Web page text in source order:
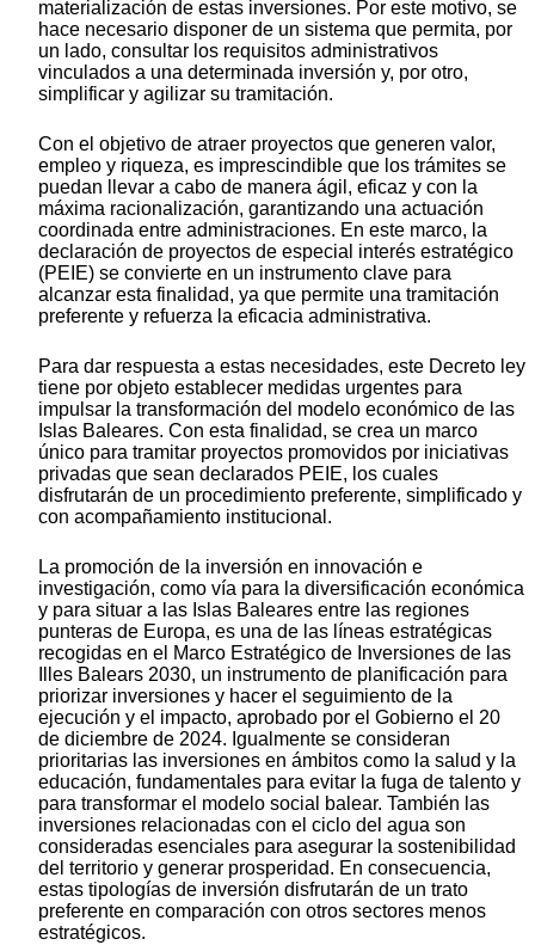
materialización de estas inversiones. Por este motivo, se
hace necesario disponer de un sistema que permita, por
un lado, consultar los requisitos administrativos
vinculados a una determinada inversión y, por otro,
simplificar y agilizar su tramitación.
Con el objetivo de atraer proyectos que generen valor,
empleo y riqueza, es imprescindible que los trámites se
puedan llevar a cabo de manera ágil, eficaz y con la
máxima racionalización, garantizando una actuación
coordinada entre administraciones. En este marco, la
declaración de proyectos de especial interés estratégico
(PEIE) se convierte en un instrumento clave para
alcanzar esta finalidad, ya que permite una tramitación
preferente y refuerza la eficacia administrativa.
Para dar respuesta a estas necesidades, este Decreto ley
tiene por objeto establecer medidas urgentes para
impulsar la transformación del modelo económico de las
Islas Baleares. Con esta finalidad, se crea un marco
único para tramitar proyectos promovidos por iniciativas
privadas que sean declarados PEIE, los cuales
disfrutarán de un procedimiento preferente, simplificado y
con acompañamiento institucional.
La promoción de la inversión en innovación e
investigación, como vía para la diversificación económica
y para situar a las Islas Baleares entre las regiones
punteras de Europa, es una de las líneas estratégicas
recogidas en el Marco Estratégico de Inversiones de las
Illes Balears 2030, un instrumento de planificación para
priorizar inversiones y hacer el seguimiento de la
ejecución y el impacto, aprobado por el Gobierno el 20
de diciembre de 2024. Igualmente se consideran
prioritarias las inversiones en ámbitos como la salud y la
educación, fundamentales para evitar la fuga de talento y
para transformar el modelo social balear. También las
inversiones relacionadas con el ciclo del agua son
consideradas esenciales para asegurar la sostenibilidad
del territorio y generar prosperidad. En consecuencia,
estas tipologías de inversión disfrutarán de un trato
preferente en comparación con otros sectores menos
estratégicos.